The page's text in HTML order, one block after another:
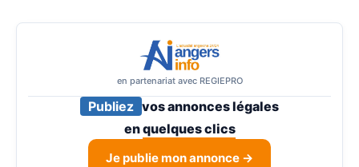
en partenariat avec REGIEPRO
Publiez vos annonces légales
enquelques clics
Je publie mon annonce →